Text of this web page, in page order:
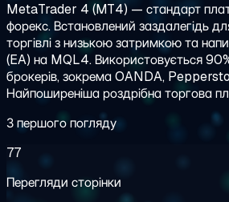
MetaTrader 4 (MT4) — стандарт
форекс. Встановлений заздалегідь
торгівлі з низькою затримкою та
(EA) на MQL4. Використовується
брокерів, зокрема OANDA,
Найпоширеніша роздрібна торгова
З першого погляду
77
Перегляди сторінки